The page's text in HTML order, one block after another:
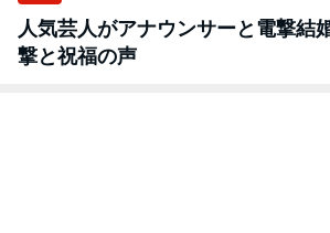
人気芸人がアナウンサーと電撃結
撃と祝福の声